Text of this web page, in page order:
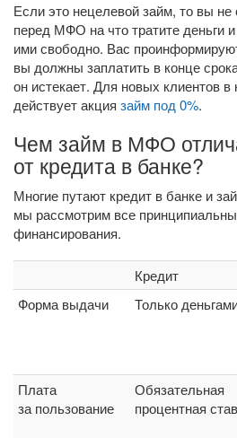
Если это нецелевой займ, то вы
перед МФО на что тратите деньги
ими свободно. Вас
вы должны заплатить в конце
он истекает. Для новых клиентов в
действует акция займ под 0%.
Чем займ в МФО
от кредита в банке?
Многие путают кредит в банке и
мы рассмотрим все
финансирования.
Кредит
Форма выдачи
Только
Плата
за пользование
Обязательная
процентная